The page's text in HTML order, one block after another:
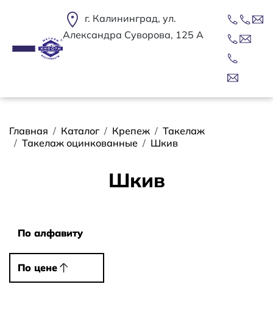
г. Калининград, ул.
Александра Суворова, 125 А
Строка навигации
Главная Каталог Крепеж
Такелаж
Такелаж оцинкованные
Шкив
Шкив
По алфавиту
По алфавиту
По цене
По цене